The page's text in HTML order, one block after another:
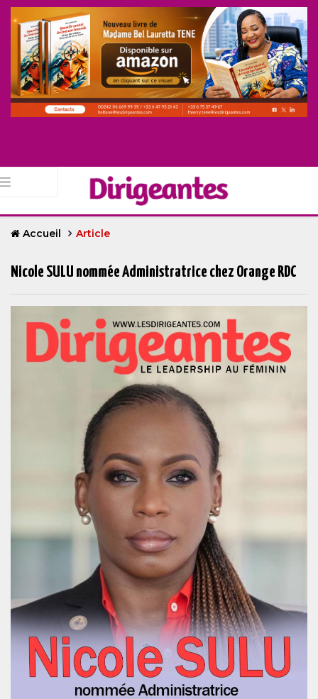
Accueil Article
Nicole SULU nommée Administratrice chez Orange RDC